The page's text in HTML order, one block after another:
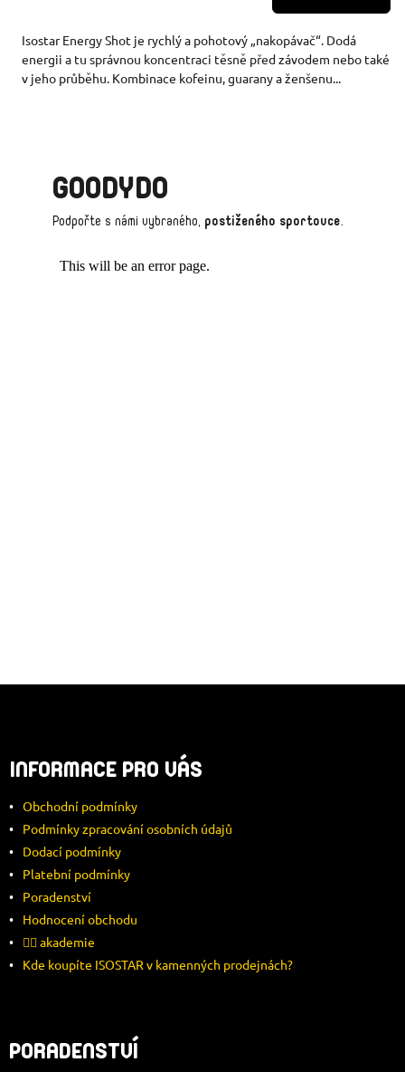
Isostar Energy Shot je rychlý a pohotový „nakopávač“. Dodá
energii a tu správnou koncentraci těsně před závodem nebo také
v jeho průběhu. Kombinace kofeinu, guarany a ženšenu...
GOODYDO
Podpořte s námi vybraného, postiženého sportovce.
P
A
T
INFORMACE PRO VÁS
Obchodní podmínky
Podmínky zpracování osobních údajů
Dodací podmínky
Platební podmínky
Poradenství
Hodnocení obchodu
🚴‍♂️ akademie
Kde koupíte ISOSTAR v kamenných prodejnách?
PORADENSTVÍ